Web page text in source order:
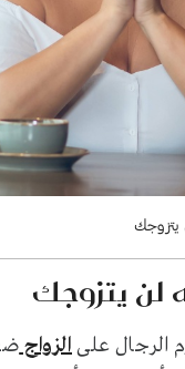
يتزوجك
لن يتزوجك
الرجال علىالزواج